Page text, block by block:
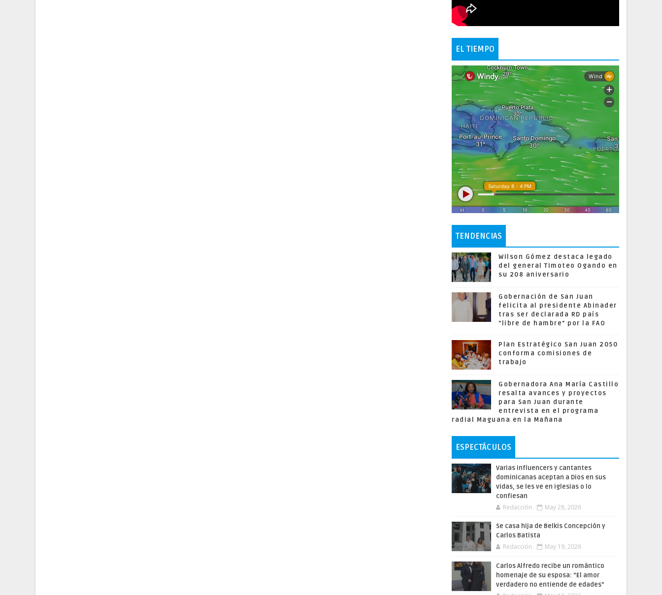
EL TIEMPO
TENDENCIAS
Wilson Gómez destaca legado
del general Timoteo Ogando en
su 208 aniversario
Gobernación de San Juan
felicita al presidente Abinader
tras ser declarada RD país
"libre de hambre" por la FAO
Plan Estratégico San Juan 2050
conforma comisiones de
trabajo
Gobernadora Ana María Castillo
resalta avances y proyectos
para San Juan durante
entrevista en el programa
radial Maguana en la Mañana
ESPECTÁCULOS
Varias influencers y cantantes
dominicanas aceptan a Dios en sus
vidas, se les ve en iglesias o lo
confiesan
Redacción May 28, 2026
Se casa hija de Belkis Concepción y
Carlos Batista
Redacción May 19, 2026
Carlos Alfredo recibe un romántico
homenaje de su esposa: “El amor
verdadero no entiende de edades”